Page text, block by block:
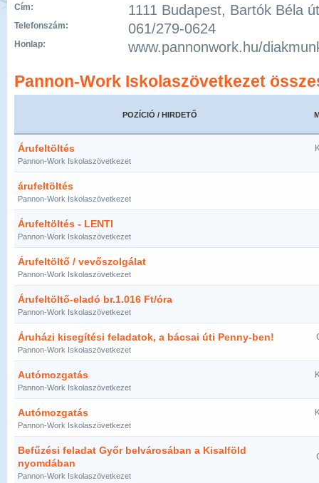
Cím: 1111 Budapest, Bartók Béla
Telefonszám: 061/279-0624
Honlap: www.pannonwork.hu/
Pannon-Work Iskolaszövetkezet
POZÍCIÓ / HIRDETŐ
Árufeltöltés
Pannon-Work Iskolaszövetkezet
árufeltöltés
Pannon-Work Iskolaszövetkezet
Árufeltöltés - LENTI
Pannon-Work Iskolaszövetkezet
Árufeltöltő / vevőszolgálat
Pannon-Work Iskolaszövetkezet
Árufeltöltő-eladó br.1.016 Ft/óra
Pannon-Work Iskolaszövetkezet
Áruházi kisegítési feladatok, a bácsai úti Penny-ben!
Pannon-Work Iskolaszövetkezet
Autómozgatás
Pannon-Work Iskolaszövetkezet
Autómozgatás
Pannon-Work Iskolaszövetkezet
Befűzési feladat Győr belvárosában a Kisalföld
nyomdában
Pannon-Work Iskolaszövetkezet